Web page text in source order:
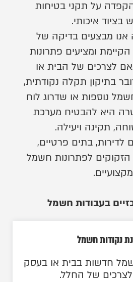
על תקני בטיחות
בציוד איכותי.
אנו מבצעים בדיקה של
ומציעים פתרונות
לצרכים של הבית או
בתיקון תקלה נקודתית,
נוספות או שדרוג לוח
היא להבטיח מערכת
תקינה ויעילה.
לדירות, בתים פרטיים,
לפתרונות חשמל
מקצועיים.
בעבודות חשמל
נקודות חשמל
חדשות בבית או בעסק
של החלל.